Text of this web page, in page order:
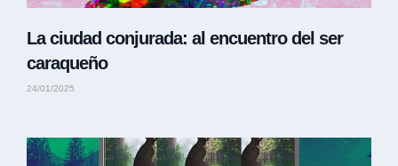
La ciudad conjurada: al encuentro del ser
caraqueño
24/01/2025